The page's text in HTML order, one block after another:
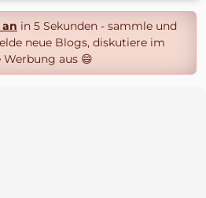
in 5 Sekunden - sammle und
neue Blogs, diskutiere im
aus 😄